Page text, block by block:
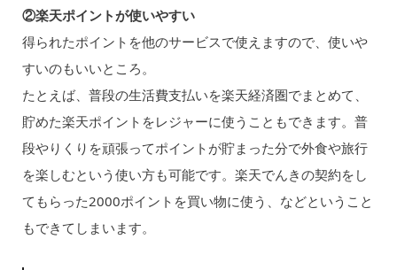
②楽天ポイントが使いやすい
得られたポイントを他のサービスで使えますので、使いや
すいのもいいところ。
たとえば、普段の生活費支払いを楽天経済圏でまとめて、
貯めた楽天ポイントをレジャーに使うこともできます。普
段やりくりを頑張ってポイントが貯まった分で外食や旅行
を楽しむという使い方も可能です。楽天でんきの契約をし
てもらった2000ポイントを買い物に使う、などということ
もできてしまいます。